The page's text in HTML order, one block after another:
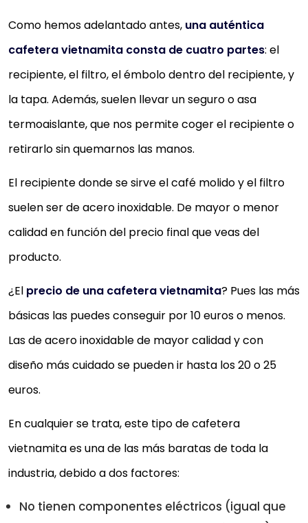
Como hemos adelantado antes, una auténtica
cafetera vietnamita consta de cuatro partes: el
recipiente, el filtro, el émbolo dentro del recipiente, y
la tapa. Además, suelen llevar un seguro o asa
termoaislante, que nos permite coger el recipiente o
retirarlo sin quemarnos las manos.
El recipiente donde se sirve el café molido y el filtro
suelen ser de acero inoxidable. De mayor o menor
calidad en función del precio final que veas del
producto.
¿El precio de una cafetera vietnamita? Pues las más
básicas las puedes conseguir por 10 euros o menos.
Las de acero inoxidable de mayor calidad y con
diseño más cuidado se pueden ir hasta los 20 o 25
euros.
En cualquier se trata, este tipo de cafetera
vietnamita es una de las más baratas de toda la
industria, debido a dos factores:
No tienen componentes eléctricos (igual que